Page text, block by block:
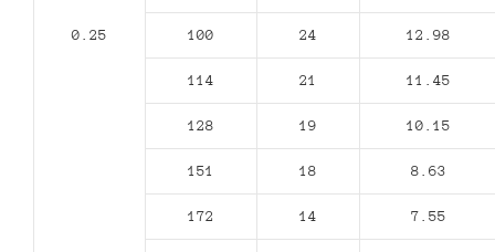
0.25 100 24 12.98
114 21 11.45
128 19 10.15
151 18 8.63
172 14 7.55